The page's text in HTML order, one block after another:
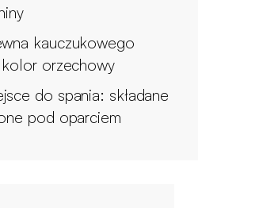
kauczukowego
orzechowy
do spania: składane
pod oparciem